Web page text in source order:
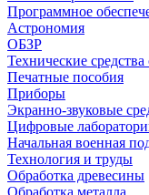
Программное
Астрономия
ОБЗР
Технические средства
Печатные пособия
Приборы
Экранно-звуковые
Цифровые
Начальная военная
Технология и труды
Обработка древесины
Обработка металла